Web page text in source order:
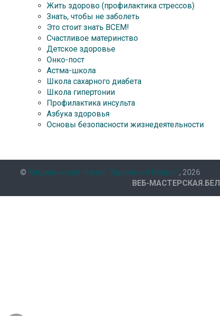
Жить здорово (профилактика стрессов)
Знать, чтобы не заболеть
Это стоит знать ВСЕМ!
Счастливое материнство
Детское здоровье
Онко-пост
Астма-школа
Школа сахарного диабета
Школа гипертонии
Профилактика инсульта
Азбука здоровья
Основы безопасности жизнедеятельности
© Медицинский портал "Здоровый Гродно", 2026
ВЕБ-МАСТЕРСКАЯ.БЕЛ